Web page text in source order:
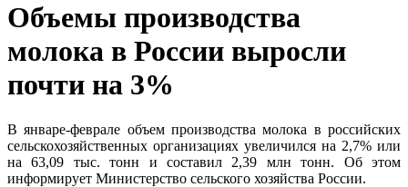
Объемы производства
молока в России выросли
почти на 3%
В январе-феврале объем производства молока в российских
сельскохозяйственных организациях увеличился на 2,7% или
на 63,09 тыс. тонн и составил 2,39 млн тонн. Об этом
информирует Министерство сельского хозяйства России.